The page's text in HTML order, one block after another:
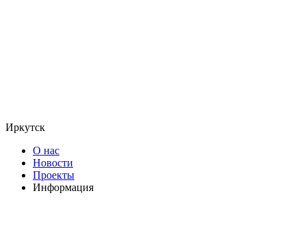
Иркутск
О нас
Новости
Проекты
Информация